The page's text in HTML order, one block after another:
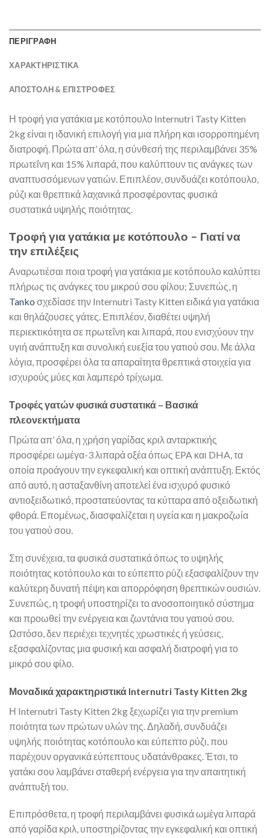
ΠΕΡΙΓΡΑΦΗ
ΧΑΡΑΚΤΗΡΙΣΤΙΚΑ
ΑΠΟΣΤΟΛΉ & ΕΠΙΣΤΡΟΦΈΣ
Η τροφή για γατάκια με κοτόπουλο Internutri Tasty Kitten
2kg είναι η ιδανική επιλογή για μια πλήρη και ισορροπημένη
διατροφή. Πρώτα απ’ όλα, η σύνθεσή της περιλαμβάνει 35%
πρωτεΐνη και 15% λιπαρά, που καλύπτουν τις ανάγκες των
αναπτυσσόμενων γατιών. Επιπλέον, συνδυάζει κοτόπουλο,
ρύζι και θρεπτικά λαχανικά προσφέροντας φυσικά
συστατικά υψηλής ποιότητας.
Τροφή για γατάκια με κοτόπουλο – Γιατί να
την επιλέξεις
Αναρωτιέσαι ποια τροφή για γατάκια με κοτόπουλο καλύπτει
πλήρως τις ανάγκες του μικρού σου φίλου; Συνεπώς, η
Tanko σχεδίασε την Internutri Tasty Kitten ειδικά για γατάκια
και θηλάζουσες γάτες. Επιπλέον, διαθέτει υψηλή
περιεκτικότητα σε πρωτεΐνη και λιπαρά, που ενισχύουν την
υγιή ανάπτυξη και συνολική ευεξία του γατιού σου. Με άλλα
λόγια, προσφέρει όλα τα απαραίτητα θρεπτικά στοιχεία για
ισχυρούς μύες και λαμπερό τρίχωμα.
Τροφές γατών φυσικά συστατικά – Βασικά
πλεονεκτήματα
Πρώτα απ’ όλα, η χρήση γαρίδας κριλ ανταρκτικής
προσφέρει ωμέγα-3 λιπαρά οξέα όπως EPA και DHA, τα
οποία προάγουν την εγκεφαλική και οπτική ανάπτυξη. Εκτός
από αυτό, η ασταξανθίνη αποτελεί ένα ισχυρό φυσικό
αντιοξειδωτικό, προστατεύοντας τα κύτταρα από οξειδωτική
φθορά. Επομένως, διασφαλίζεται η υγεία και η μακροζωία
του γατιού σου.
Στη συνέχεια, τα φυσικά συστατικά όπως το υψηλής
ποιότητας κοτόπουλο και το εύπεπτο ρύζι εξασφαλίζουν την
καλύτερη δυνατή πέψη και απορρόφηση θρεπτικών ουσιών.
Συνεπώς, η τροφή υποστηρίζει το ανοσοποιητικό σύστημα
και προωθεί την ενέργεια και ζωντάνια του γατιού σου.
Ωστόσο, δεν περιέχει τεχνητές χρωστικές ή γεύσεις,
εξασφαλίζοντας μια φυσική και ασφαλή διατροφή για το
μικρό σου φίλο.
Μοναδικά χαρακτηριστικά Internutri Tasty Kitten 2kg
Η Internutri Tasty Kitten 2kg ξεχωρίζει για την premium
ποιότητα των πρώτων υλών της. Δηλαδή, συνδυάζει
υψηλής ποιότητας κοτόπουλο και εύπεπτο ρύζι, που
παρέχουν οργανικά εύπεπτους υδατάνθρακες. Έτσι, το
γατάκι σου λαμβάνει σταθερή ενέργεια για την απαιτητική
ανάπτυξή του.
Επιπρόσθετα, η τροφή περιλαμβάνει φυσικά ωμέγα λιπαρά
από γαρίδα κριλ, υποστηρίζοντας την εγκεφαλική και οπτική